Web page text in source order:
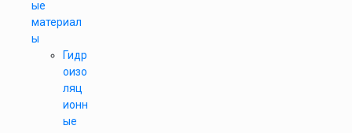
ые
материал
ы
Гидр
оизо
ляц
ионн
ые